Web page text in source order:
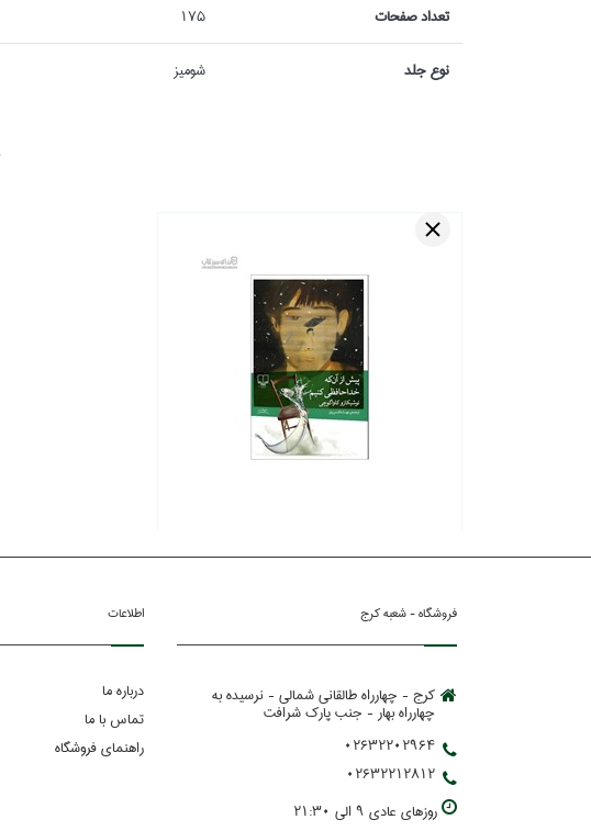
تعداد صفحات 175
نوع جلد شوميز
فروشگاه - شعبه کرج
کرج - چهارراه طالقانی شمالی - نرسیده به
چهارراه بهار - جنب پارك شرافت
02632202964
02632212812
روزهاي عادي 9 الي 21:30
اطلاعات
درباره ما
تماس با ما
راهنمای فروشگاه